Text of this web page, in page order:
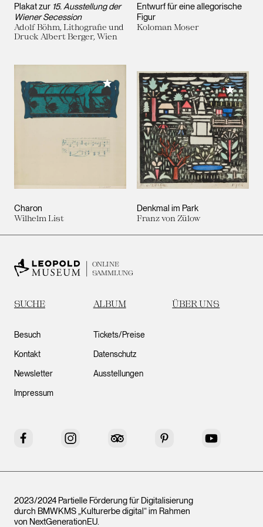
Plakat zur 15. Ausstellung der
Wiener Secession
Adolf Böhm, Lithografie und
Druck Albert Berger, Wien
Entwurf für eine allegorische
Figur
Koloman Moser
Charon
Wilhelm List
Meiner Sammlung hinzufügen
Denkmal im Park
Franz von Zülow
Meiner
ONLINE
SAMMLUNG
SUCHE ALBUM ÜBER UNS
Besuch
Kontakt
Newsletter
Impressum
Tickets/Preise
Datenschutz
Ausstellungen
Facebook Instagram Tripadvisor Pinterest YouTube
2023/2024 Partielle Förderung für Digitalisierung
durch BMWKMS „Kulturerbe digital“ im Rahmen
von NextGenerationEU.